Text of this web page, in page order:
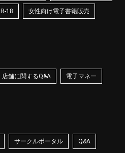
18 女性向け電子書籍販売
店舗に関するQ&A 電子マネー
サークルポータル Q&A